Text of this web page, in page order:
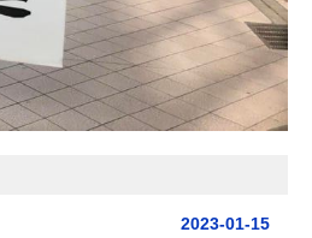
2023-01-15